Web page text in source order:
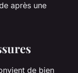
après une
de bien